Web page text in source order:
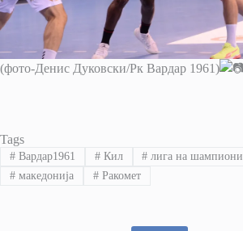
(фото-Денис Дуковски/Рк Вардар 1961)
Tags
#Вардар1961 #Кил # лига на шампиони
#македонија #Ракомет